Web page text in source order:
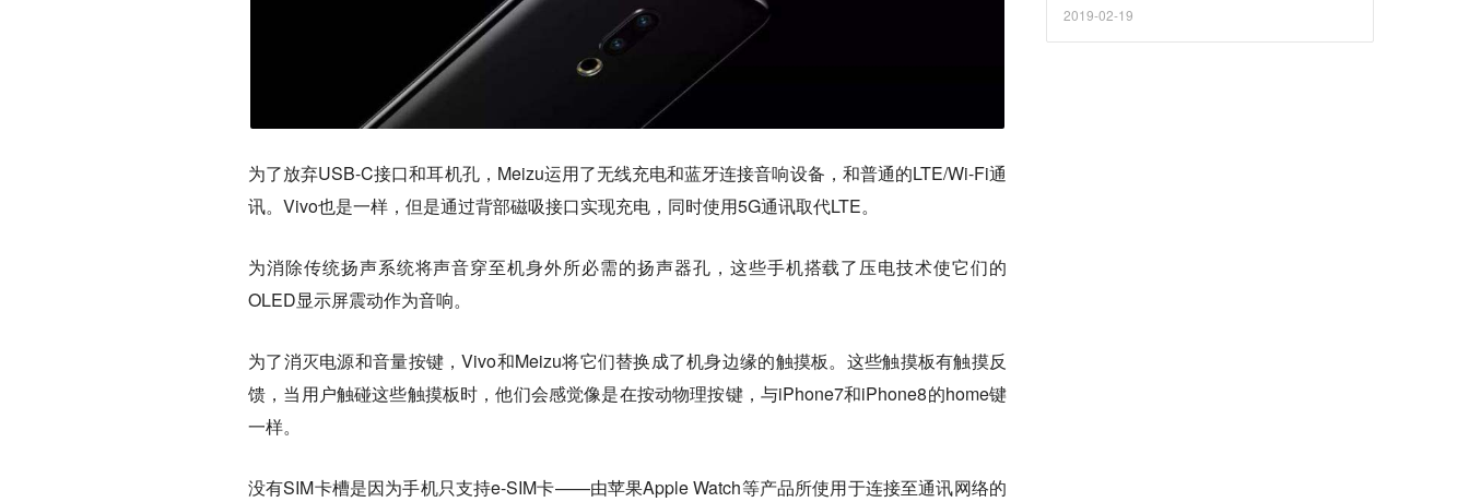
为了放弃USB-C接口和耳机孔，Meizu运用了无线充电和蓝牙连接音响设备，和普通的LTE/Wi-Fi通
讯。Vivo也是一样，但是通过背部磁吸接口实现充电，同时使用5G通讯取代LTE。
为消除传统扬声系统将声音穿至机身外所必需的扬声器孔，这些手机搭载了压电技术使它们的
OLED显示屏震动作为音响。
为了消灭电源和音量按键，Vivo和Meizu将它们替换成了机身边缘的触摸板。这些触摸板有触摸反
馈，当用户触碰这些触摸板时，他们会感觉像是在按动物理按键，与iPhone7和iPhone8的home键
一样。
没有SIM卡槽是因为手机只支持e-SIM卡——由苹果Apple Watch等产品所使用于连接至通讯网络的
2019-02-19